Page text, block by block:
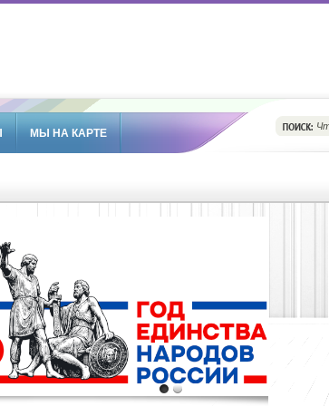
МЫ НА КАРТЕ